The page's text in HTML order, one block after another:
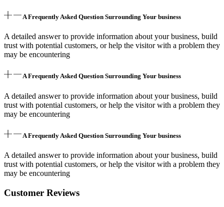
A Frequently Asked Question Surrounding Your business
A detailed answer to provide information about your business, build
trust with potential customers, or help the visitor with a problem they
may be encountering
A Frequently Asked Question Surrounding Your business
A detailed answer to provide information about your business, build
trust with potential customers, or help the visitor with a problem they
may be encountering
A Frequently Asked Question Surrounding Your business
A detailed answer to provide information about your business, build
trust with potential customers, or help the visitor with a problem they
may be encountering
Customer Reviews